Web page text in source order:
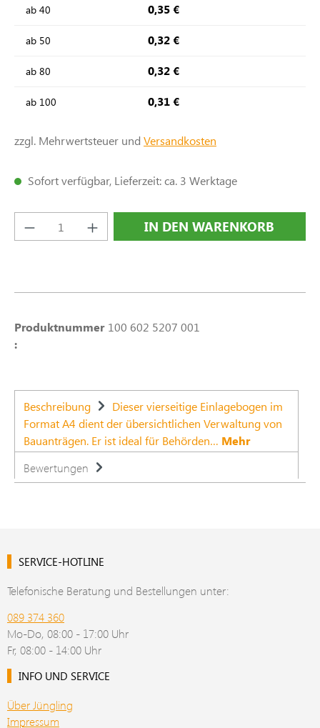
ab 40 0,35 €
ab 50 0,32 €
ab 80 0,32 €
ab 100 0,31 €
zzgl. Mehrwertsteuer und Versandkosten
Sofort verfügbar, Lieferzeit: ca. 3 Werktage
Produkt Anzahl: Gib den gewünschten
IN DEN WARENKORB
Produktnummer
:
100 602 5207 001
Beschreibung
Dieser vierseitige Einlagebogen im
Format A4 dient der übersichtlichen Verwaltung von
Bauanträgen. Er ist ideal für Behörden… Mehr
Bewertungen
SERVICE-HOTLINE
Telefonische Beratung und Bestellungen unter:
089 374 360
Mo-Do, 08:00 - 17:00 Uhr
Fr, 08:00 - 14:00 Uhr
INFO UND SERVICE
Über Jüngling
Impressum